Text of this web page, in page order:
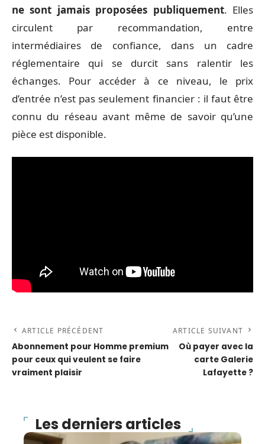
ne sont jamais proposées publiquement. Elles
circulent par recommandation, entre
intermédiaires de confiance, dans un cadre
réglementaire qui se durcit sans ralentir les
échanges. Pour accéder à ce niveau, le prix
d’entrée n’est pas seulement financier : il faut être
connu du réseau avant même de savoir qu’une
pièce est disponible.
ARTICLE PRÉCÉDENT
Abonnement pour Homme premium
pour ceux qui veulent se faire
vraiment plaisir
ARTICLE SUIVANT
Où payer avec la
carte Galerie
Lafayette ?
Les derniers articles